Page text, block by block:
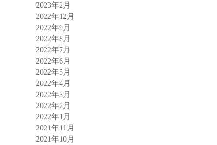
2023年2月
2022年12月
2022年9月
2022年8月
2022年7月
2022年6月
2022年5月
2022年4月
2022年3月
2022年2月
2022年1月
2021年11月
2021年10月